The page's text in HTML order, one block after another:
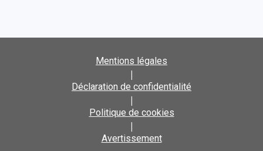
Mentions légales
|
Déclaration de confidentialité
|
Politique de cookies
|
Avertissement